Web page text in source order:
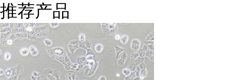
推荐产品